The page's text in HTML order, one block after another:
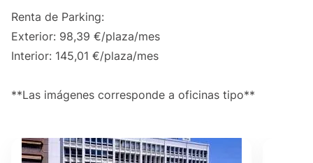
Renta de Parking:
Exterior: 98,39 €/plaza/mes
Interior: 145,01 €/plaza/mes
**Las imágenes corresponde a oficinas tipo**